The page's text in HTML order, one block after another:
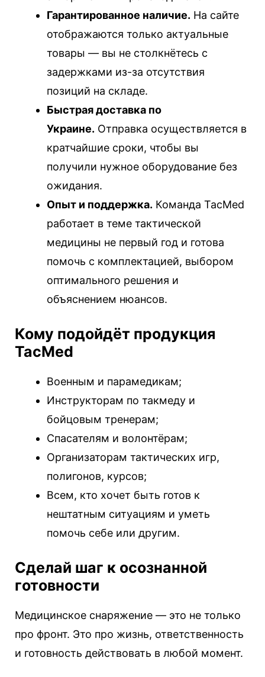
Гарантированное наличие. На сайте
отображаются только актуальные
товары — вы не столкнётесь с
задержками из-за отсутствия
позиций на складе.
Быстрая доставка по
Украине. Отправка осуществляется в
кратчайшие сроки, чтобы вы
получили нужное оборудование без
ожидания.
Опыт и поддержка. Команда TacMed
работает в теме тактической
медицины не первый год и готова
помочь с комплектацией, выбором
оптимального решения и
объяснением нюансов.
Кому подойдёт продукция
TacMed
Военным и парамедикам;
Инструкторам по такмеду и
бойцовым тренерам;
Спасателям и волонтёрам;
Организаторам тактических игр,
полигонов, курсов;
Всем, кто хочет быть готов к
нештатным ситуациям и уметь
помочь себе или другим.
Сделай шаг к осознанной
готовности
Медицинское снаряжение — это не только
про фронт. Это про жизнь, ответственность
и готовность действовать в любой момент.